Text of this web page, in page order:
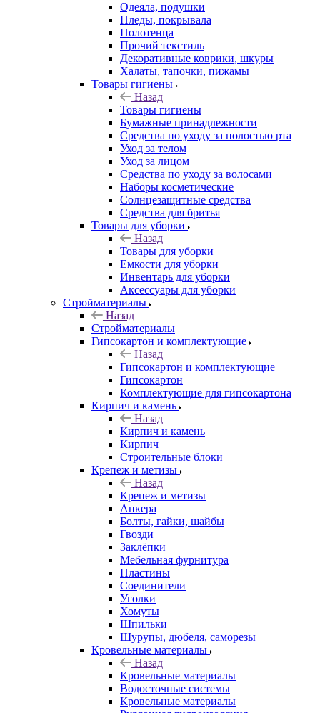
Одеяла, подушки
Пледы, покрывала
Полотенца
Прочий текстиль
Декоративные коврики, шкуры
Халаты, тапочки, пижамы
Товары гигиены
Назад
Товары гигиены
Бумажные принадлежности
Средства по уходу за полостью рта
Уход за телом
Уход за лицом
Средства по уходу за волосами
Наборы косметические
Солнцезащитные средства
Средства для бритья
Товары для уборки
Назад
Товары для уборки
Емкости для уборки
Инвентарь для уборки
Аксессуары для уборки
Стройматериалы
Назад
Стройматериалы
Гипсокартон и комплектующие
Назад
Гипсокартон и комплектующие
Гипсокартон
Комплектующие для гипсокартона
Кирпич и камень
Назад
Кирпич и камень
Кирпич
Строительные блоки
Крепеж и метизы
Назад
Крепеж и метизы
Анкера
Болты, гайки, шайбы
Гвозди
Заклёпки
Мебельная фурнитура
Пластины
Соединители
Уголки
Хомуты
Шпильки
Шурупы, дюбеля, саморезы
Кровельные материалы
Назад
Кровельные материалы
Водосточные системы
Кровельные материалы